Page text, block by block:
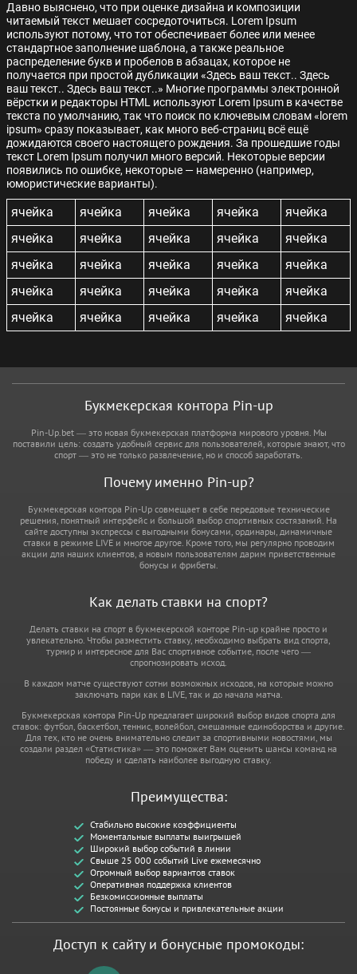
Давно выяснено, что при оценке дизайна и композиции
читаемый текст мешает сосредоточиться. Lorem Ipsum
используют потому, что тот обеспечивает более или менее
стандартное заполнение шаблона, а также реальное
распределение букв и пробелов в абзацах, которое не
получается при простой дубликации «Здесь ваш текст.. Здесь
ваш текст.. Здесь ваш текст..» Многие программы электронной
вёрстки и редакторы HTML используют Lorem Ipsum в качестве
текста по умолчанию, так что поиск по ключевым словам «lorem
ipsum» сразу показывает, как много веб-страниц всё ещё
дожидаются своего настоящего рождения. За прошедшие годы
текст Lorem Ipsum получил много версий. Некоторые версии
появились по ошибке, некоторые — намеренно (например,
юмористические варианты).
ячейка ячейка ячейка ячейка
ячейка
ячейка
ячейка ячейка ячейка
ячейка
ячейка
ячейка ячейка ячейка
ячейка
ячейка
ячейка ячейка ячейка
ячейка
ячейка
ячейка ячейка ячейка ячейка
Букмекерская контора Pin-up
Pin-Up.bet — это новая букмекерская платформа мирового уровня. Мы
поставили цель: создать удобный сервис для пользователей, которые знают, что
спорт — это не только развлечение, но и способ заработать.
Почему именно Pin-up?
Букмекерская контора Pin-Up совмещает в себе передовые технические
решения, понятный интерфейс и большой выбор спортивных состязаний. На
сайте доступны экспрессы с выгодными бонусами, ординары, динамичные
ставки в режиме LIVE и многое другое. Кроме того, мы регулярно проводим
акции для наших клиентов, а новым пользователям дарим приветственные
бонусы и фрибеты.
Как делать ставки на спорт?
Делать ставки на спорт в букмекерской конторе Pin-up крайне просто и
увлекательно. Чтобы разместить ставку, необходимо выбрать вид спорта,
турнир и интересное для Вас спортивное событие, после чего —
спрогнозировать исход.
В каждом матче существуют сотни возможных исходов, на которые можно
заключать пари как в LIVE, так и до начала матча.
Букмекерская контора Pin-Up предлагает широкий выбор видов спорта для
ставок: футбол, баскетбол, теннис, волейбол, смешанные единоборства и другие.
Для тех, кто не очень внимательно следит за спортивными новостями, мы
создали раздел «Статистика» — это поможет Вам оценить шансы команд на
победу и сделать наиболее выгодную ставку.
Преимущества:
Стабильно высокие коэффициенты
Моментальные выплаты выигрышей
Широкий выбор событий в линии
Свыше 25 000 событий Live ежемесячно
Огромный выбор вариантов ставок
Оперативная поддержка клиентов
Безкомиссионные выплаты
Постоянные бонусы и привлекательные акции
Доступ к сайту и бонусные промокоды: